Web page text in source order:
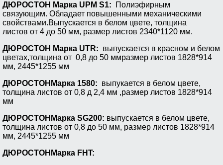
ДЮРОСТОН Марка UPM S1: Полиэфирным
связующим. Обладает повышенными механическими
свойствами.Выпускается в белом цвете, толщина
листов от 4 до 50 мм, размер листов 2340*1120 мм.
ДЮРОСТОН Марка UTR: выпускается в красном и белом
цветах,толщина от 0,8 до 50 ммразмер листов 1828*914
мм, 2445*1255 мм
ДЮРОСТОН Марка 1580: выпукается в белом цвете,
толщина листов от 0,8 д 2,4 мм ,размер листов 1828*914
мм
ДЮРОСТОН Марка SG200: выпускается в белом цвете,
толщина листов от 0,8 до 50 мм, размер листов 1828*914
мм, 2445*1255 мм
ДЮРОСТОН Марка FHT: